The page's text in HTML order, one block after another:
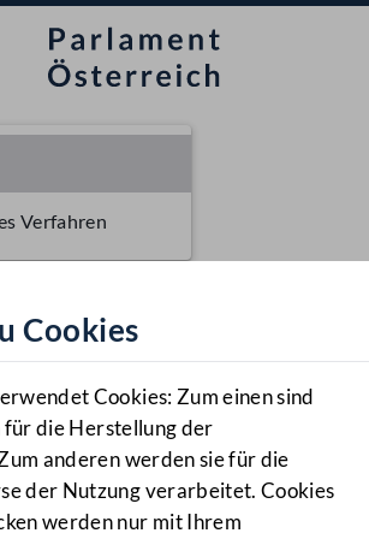
öffnen
Cookies
Cookies: Zum einen sind
die Herstellung der
anderen werden sie für die
der Nutzung verarbeitet. Cookies
werden nur mit Ihrem
Verfahren